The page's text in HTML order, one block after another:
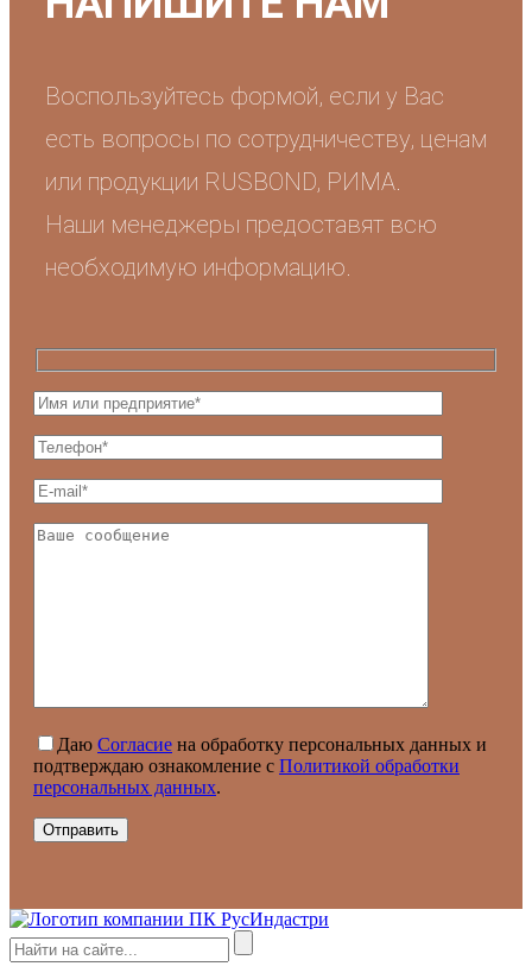
Воспользуйтесь формой, если у Вас
есть вопросы по сотрудничеству, ценам
или продукции RUSBOND, РИМА.
Наши менеджеры предоставят всю
необходимую информацию.
Даю Согласие на обработку персональных данных и
подтверждаю ознакомление с Политикой обработки
персональных данных.